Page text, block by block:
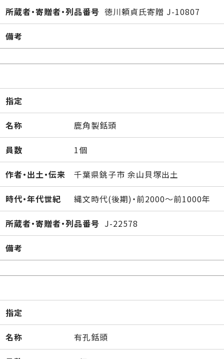
所蔵者・寄贈者・列品番号 徳川頼貞氏寄贈 J-10807
備考
指定
名称 鹿角製銛頭
員数 1個
作者・出土・伝来 千葉県銚子市 余山貝塚出土
時代・年代世紀 縄文時代(後期)・前2000～前1000年
所蔵者・寄贈者・列品番号 J-22578
備考
指定
名称 有孔銛頭